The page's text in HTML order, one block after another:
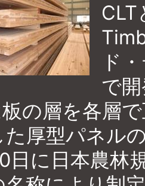
ド
で
の層を各層
た厚型パネル
日に日本農林